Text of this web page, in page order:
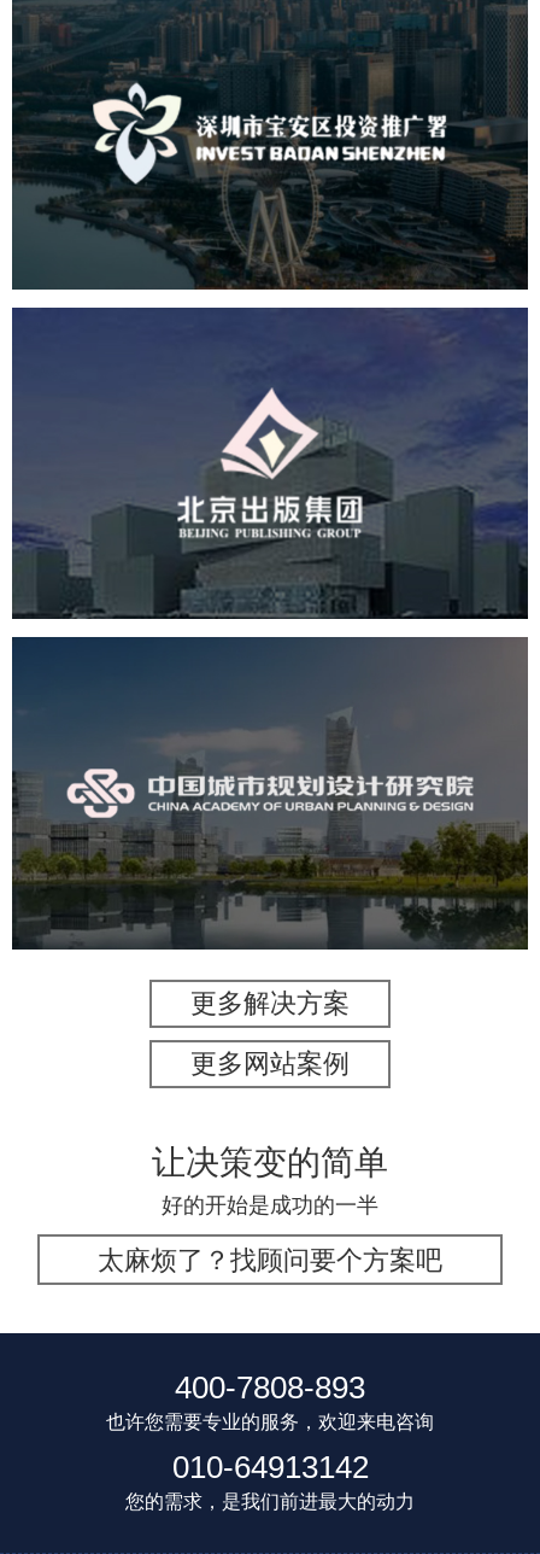
深圳市宝安区投资推广署
机构组织 国企 品牌官网 网站建设 网站设计
北京出版集团
文化艺术 集团官网 品牌官网
集团网站建设公司
网站建设
中国城市规划设计研究院
机构组织 国企 品牌官网 网站建设 网站设计
更多解决方案
更多网站案例
让决策变的简单
好的开始是成功的一半
太麻烦了？找顾问要个方案吧
400-7808-893
也许您需要专业的服务，欢迎来电咨询
010-64913142
您的需求，是我们前进最大的动力